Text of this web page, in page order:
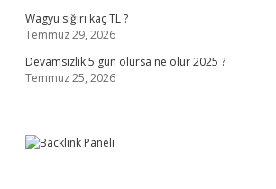
Wagyu sığırı kaç TL ?
Temmuz 29, 2026
Devamsızlık 5 gün olursa ne olur 2025 ?
Temmuz 25, 2026